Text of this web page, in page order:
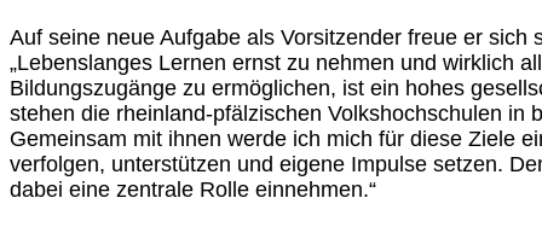
Auf seine neue Aufgabe als Vorsitzender freue er sich
„Lebenslanges Lernen ernst zu nehmen und wirklich
Bildungszugänge zu ermöglichen, ist ein hohes
stehen die rheinland-pfälzischen Volkshochschulen in
Gemeinsam mit ihnen werde ich mich für diese Ziele
verfolgen, unterstützen und eigene Impulse setzen.
dabei eine zentrale Rolle einnehmen.“